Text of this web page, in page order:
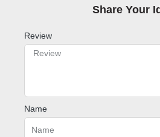
Share Your
Review
Name